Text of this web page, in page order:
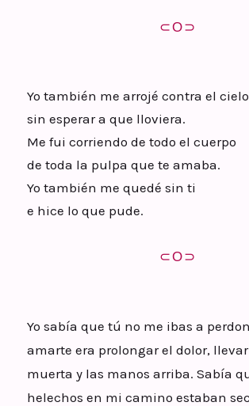
⊂Ο⊃
Yo también me arrojé contra el cielo
sin esperar a que lloviera.
Me fui corriendo de todo el cuerpo
de toda la pulpa que te amaba.
Yo también me quedé sin ti
e hice lo que pude.
⊂Ο⊃
Yo sabía que tú no me ibas a
amarte era prolongar el dolor,
muerta y las manos arriba. Sabía
helechos en mi camino estaban